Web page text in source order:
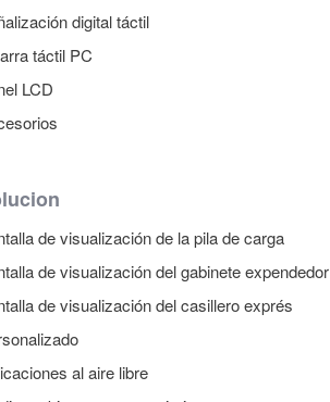
digital táctil
táctil PC
LCD
de visualización de la pila de carga
de visualización del gabinete expendedor
de visualización del casillero exprés
al aire libre